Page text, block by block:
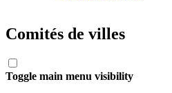
Comités de villes
Toggle main menu visibility